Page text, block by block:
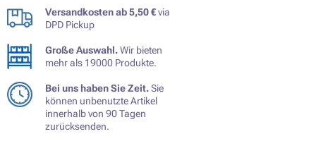
Versandkosten ab 5,50 €via
DPD Pickup
Große Auswahl.Wir bieten
mehr als 19000 Produkte.
Bei uns haben Sie Zeit.Sie
können unbenutzte Artikel
innerhalb von 90 Tagen
zurücksenden.